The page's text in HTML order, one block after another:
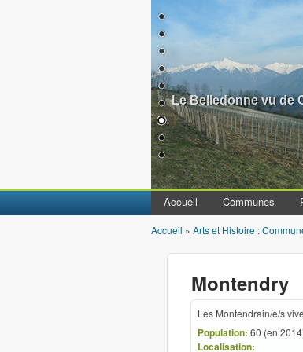
Le Belledonne vu de
Accueil Communes
Vous êtes ici
Accueil » Arts et Histoire :
Montendry
Les Montendrain/e/s
Population: 60 (en
Localisation: